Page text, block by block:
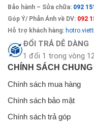
Bảo hành – Sửa chữa: 092
Góp Ý/ Phản Ánh về DV: 092
Hỗ trợ khách hàng:
ĐỔI TRẢ DỄ DÀNG
1 đổi 1 trong vòng
CHÍNH SÁCH CHUNG
Chính sách mua hàng
Chính sách bảo mật
Chính sách trả góp